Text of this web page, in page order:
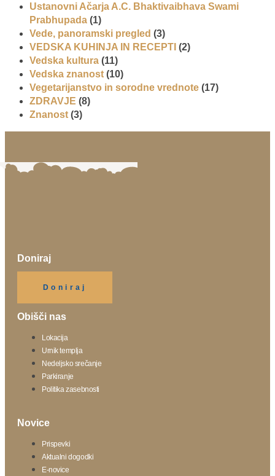
Ustanovni Ačarja A.C. Bhaktivaibhava Swami
Prabhupada (1)
Vede, panoramski pregled (3)
VEDSKA KUHINJA IN RECEPTI (2)
Vedska kultura (11)
Vedska znanost (10)
Vegetarijanstvo in sorodne vrednote (17)
ZDRAVJE (8)
Znanost (3)
Doniraj
Doniraj
Obišči nas
Lokacija
Urnik templja
Nedeljsko srečanje
Parkiranje
Politika zasebnosti
Novice
Prispevki
Aktualni dogodki
E-novice